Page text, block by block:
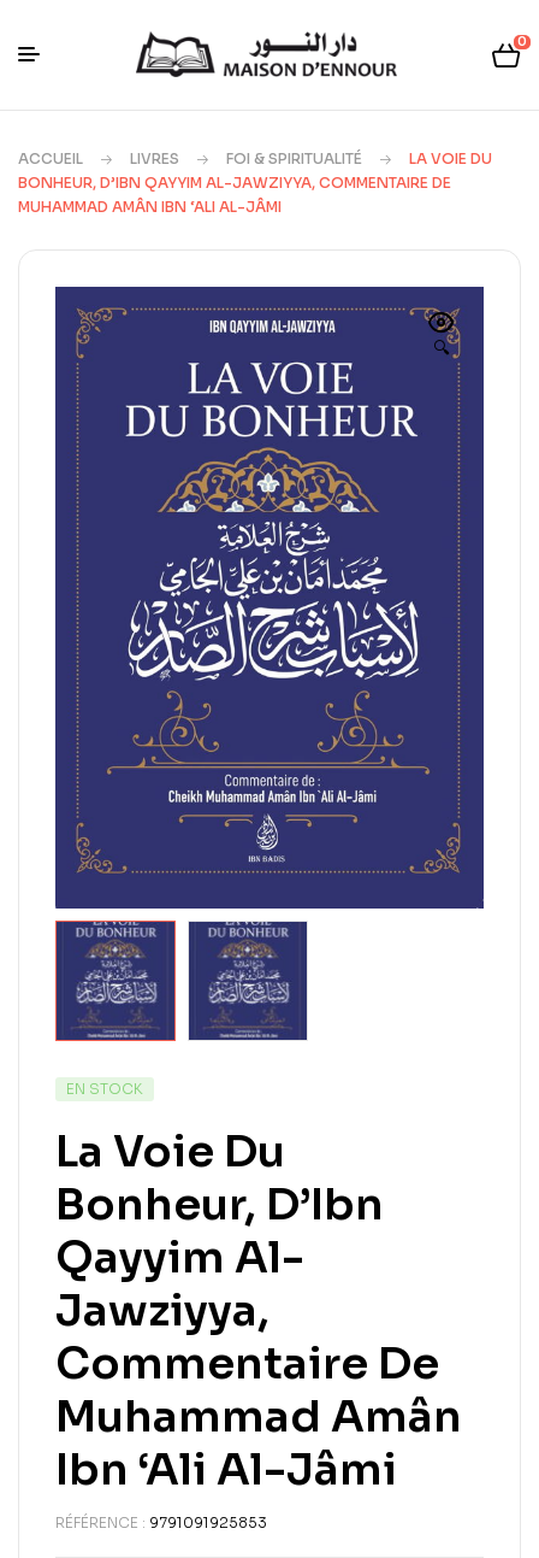
0
ACCUEIL LIVRES FOI & SPIRITUALITÉ
LA VOIE DU
BONHEUR, D’IBN QAYYIM AL-JAWZIYYA, COMMENTAIRE DE
MUHAMMAD AMÂN IBN ‘ALI AL-JÂMI
🔍
EN STOCK
La Voie Du
Bonheur, D’Ibn
Qayyim Al-
Jawziyya,
Commentaire De
Muhammad Amân
Ibn ‘Ali Al-Jâmi
RÉFÉRENCE : 9791091925853